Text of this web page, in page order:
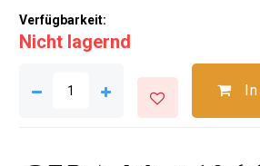
Verfügbarkeit:
Nicht lagernd